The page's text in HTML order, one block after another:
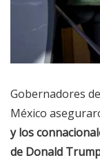
Gobernadores
México
y los
de Donald